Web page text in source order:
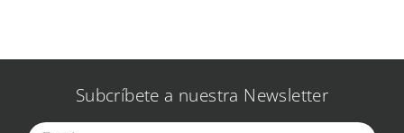
Subcríbete a nuestra Newsletter